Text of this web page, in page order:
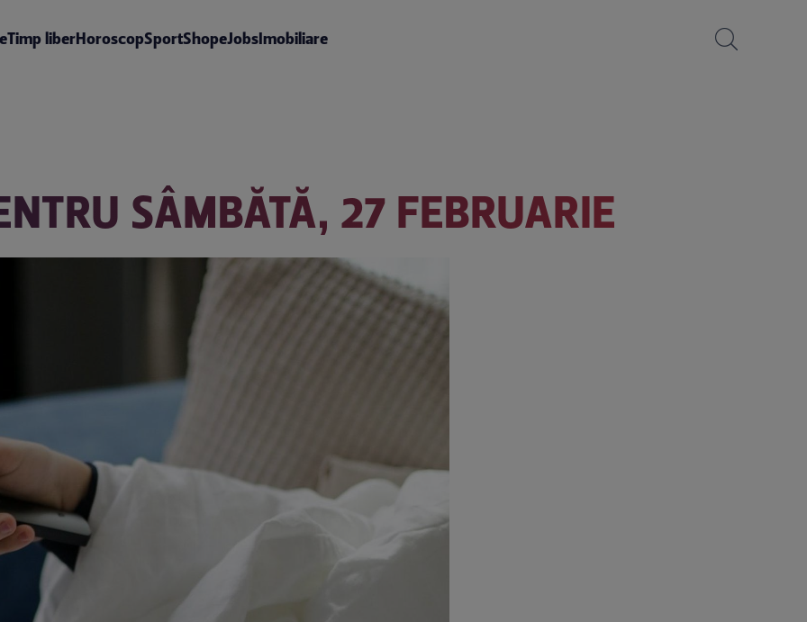
Timp liberHoroscopSportShopeJobsImobiliare
SÂMBĂTĂ, 27 FEBRUARIE